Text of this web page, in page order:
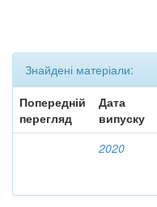
Знайдені матеріали:
Попередній
перегляд
Дата
випуску
2020